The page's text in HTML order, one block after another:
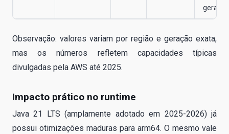
geral
Observação: valores variam por região e geração exata,
mas os números refletem capacidades típicas
divulgadas pela AWS até 2025.
Impacto prático no runtime
Java 21 LTS (amplamente adotado em 2025-2026) já
possui otimizações maduras para arm64. O mesmo vale